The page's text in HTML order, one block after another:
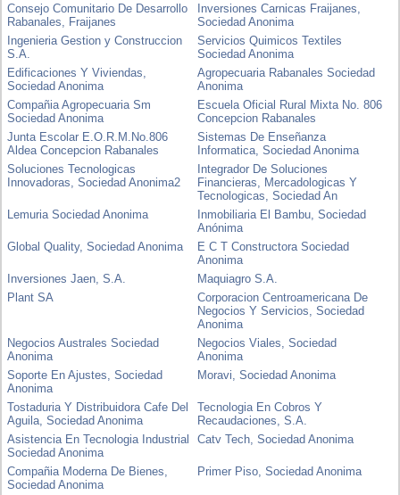
Consejo Comunitario De Desarrollo
Rabanales, Fraijanes
Inversiones Carnicas Fraijanes,
Sociedad Anonima
Ingenieria Gestion y Construccion
S.A.
Servicios Quimicos Textiles
Sociedad Anonima
Edificaciones Y Viviendas,
Sociedad Anonima
Agropecuaria Rabanales Sociedad
Anonima
Compañia Agropecuaria Sm
Sociedad Anonima
Escuela Oficial Rural Mixta No. 806
Concepcion Rabanales
Junta Escolar E.O.R.M.No.806
Aldea Concepcion Rabanales
Sistemas De Enseñanza
Informatica, Sociedad Anonima
Soluciones Tecnologicas
Innovadoras, Sociedad Anonima2
Integrador De Soluciones
Financieras, Mercadologicas Y
Tecnologicas, Sociedad An
Lemuria Sociedad Anonima
Inmobiliaria El Bambu, Sociedad
Anónima
Global Quality, Sociedad Anonima
E C T Constructora Sociedad
Anonima
Inversiones Jaen, S.A.
Maquiagro S.A.
Plant SA
Corporacion Centroamericana De
Negocios Y Servicios, Sociedad
Anonima
Negocios Australes Sociedad
Anonima
Negocios Viales, Sociedad
Anonima
Soporte En Ajustes, Sociedad
Anonima
Moravi, Sociedad Anonima
Tostaduria Y Distribuidora Cafe Del
Aguila, Sociedad Anonima
Tecnologia En Cobros Y
Recaudaciones, S.A.
Asistencia En Tecnologia Industrial
Sociedad Anonima
Catv Tech, Sociedad Anonima
Compañia Moderna De Bienes,
Sociedad Anonima
Primer Piso, Sociedad Anonima